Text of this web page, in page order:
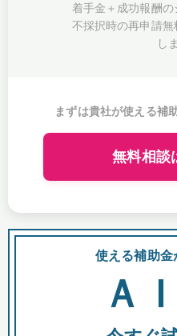
着手金＋成功報酬の
不採択時の再申請無
し
まずは貴社が使える補
無料相談
使える補助金
Ａ